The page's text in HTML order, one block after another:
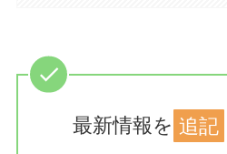
最新情報を 追記